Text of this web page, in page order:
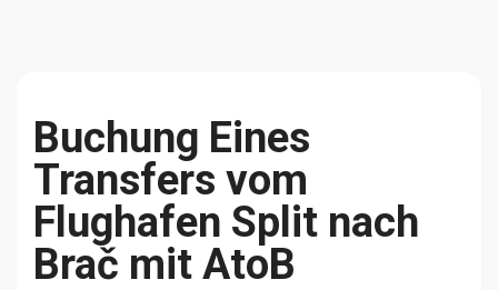
Buchung Eines
Transfers vom
Flughafen Split nach
Brač mit AtoB